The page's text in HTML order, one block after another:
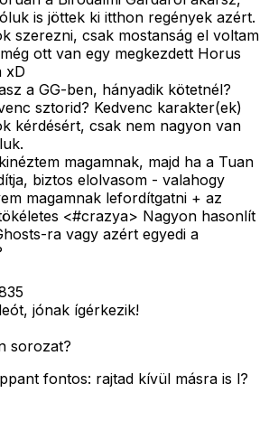
is jöttek ki itthon regények azért.
szerezni, csak mostanság el voltam
ott van egy megkezdett Horus
xD
a GG-ben, hányadik kötetnél?
sztorid? Kedvenc karakter(ek)
kérdésért, csak nem nagyon van
magamnak, majd ha a Tuan
biztos elolvasom - valahogy
magamnak lefordítgatni + az
<#crazya> Nagyon hasonlít
ra vagy azért egyedi a
jónak ígérkezik!
sorozat?
fontos: rajtad kívül másra is l?